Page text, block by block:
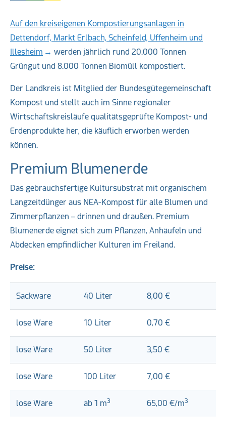
Auf den kreiseigenen Kompostierungsanlagen in
Dettendorf, Markt Erlbach, Scheinfeld, Uffenheim und
Illesheim
werden jährlich rund 20.000 Tonnen
Grüngut und 8.000 Tonnen Biomüll kompostiert.
Der Landkreis ist Mitglied der Bundesgütegemeinschaft
Kompost und stellt auch im Sinne regionaler
Wirtschaftskreisläufe qualitätsgeprüfte Kompost- und
Erdenprodukte her, die käuflich erworben werden
können.
Premium Blumenerde
Das gebrauchsfertige Kultursubstrat mit organischem
Langzeitdünger aus NEA-Kompost für alle Blumen und
Zimmerpflanzen – drinnen und draußen. Premium
Blumenerde eignet sich zum Pflanzen, Anhäufeln und
Abdecken empfindlicher Kulturen im Freiland.
Preise:
Sackware 40 Liter 8,00 €
lose Ware 10 Liter 0,70 €
lose Ware 50 Liter 3,50 €
lose Ware 100 Liter 7,00 €
lose Ware ab 1 m3 65,00 €/m3